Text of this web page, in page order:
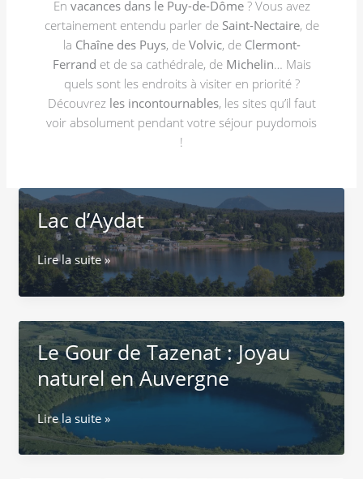
En vacances dans le Puy-de-Dôme? Vous avez
certainement entendu parler de Saint-Nectaire, de
la Chaîne des Puys, de Volvic, de Clermont-
Ferrand et de sa cathédrale, de Michelin… Mais
quels sont les endroits à visiter en priorité ?
Découvrez les incontournables, les sites qu’il faut
voir absolument pendant votre séjour puydomois
!
Lac d’Aydat
Lac
d’Aydat
Lire la suite »
Le Gour de Tazenat : Joyau
naturel en Auvergne
Le
Gour
de
Lire la suite »